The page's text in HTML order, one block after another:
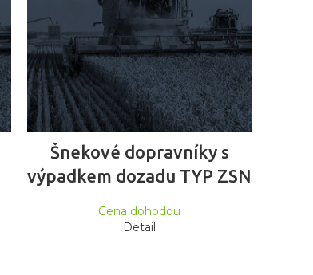
Šnekové dopravníky s
výpadkem dozadu TYP ZSN
Cena dohodou
Detail